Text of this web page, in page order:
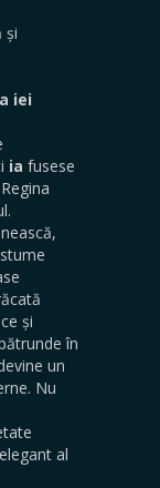
și
iei
ia fusese
și
în
un
Nu
al